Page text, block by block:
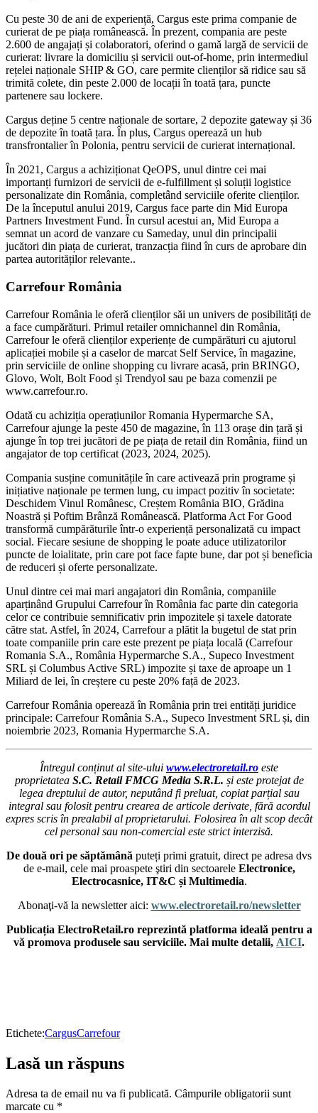
Cu peste 30 de ani de experiență, Cargus este prima companie de
curierat de pe piața românească. În prezent, compania are peste
2.600 de angajați și colaboratori, oferind o gamă largă de servicii de
curierat: livrare la domiciliu și servicii out-of-home, prin intermediul
rețelei naționale SHIP & GO, care permite clienților să ridice sau să
trimită colete, din peste 2.000 de locații în toată țara, puncte
partenere sau lockere.
Cargus deține 5 centre naționale de sortare, 2 depozite gateway și 36
de depozite în toată țara. În plus, Cargus operează un hub
transfrontalier în Polonia, pentru servicii de curierat internațional.
În 2021, Cargus a achiziționat QeOPS, unul dintre cei mai
importanți furnizori de servicii de e-fulfillment și soluții logistice
personalizate din România, completând serviciile oferite clienților.
De la începutul anului 2019, Cargus face parte din Mid Europa
Partners Investment Fund. În cursul acestui an, Mid Europa a
semnat un acord de vanzare cu Sameday, unul din principalii
jucători din piața de curierat, tranzacția fiind în curs de aprobare din
partea autorităților relevante..
Carrefour România
Carrefour România le oferă clienților săi un univers de posibilități de
a face cumpărături. Primul retailer omnichannel din România,
Carrefour le oferă clienților experiențe de cumpărături cu ajutorul
aplicației mobile și a caselor de marcat Self Service, în magazine,
prin serviciile de online shopping cu livrare acasă, prin BRINGO,
Glovo, Wolt, Bolt Food și Trendyol sau pe baza comenzii pe
www.carrefour.ro.
Odată cu achiziția operațiunilor Romania Hypermarche SA,
Carrefour ajunge la peste 450 de magazine, în 113 orașe din țară și
ajunge în top trei jucători de pe piața de retail din România, fiind un
angajator de top certificat (2023, 2024, 2025).
Compania susține comunitățile în care activează prin programe și
inițiative naționale pe termen lung, cu impact pozitiv în societate:
Deschidem Vinul Românesc, Creștem România BIO, Grădina
Noastră și Poftim Brânză Românească. Platforma Act For Good
transformă cumpărăturile într-o experiență personalizată cu impact
social. Fiecare sesiune de shopping le poate aduce utilizatorilor
puncte de loialitate, prin care pot face fapte bune, dar pot și beneficia
de reduceri și oferte personalizate.
Unul dintre cei mai mari angajatori din România, companiile
aparținând Grupului Carrefour în România fac parte din categoria
celor ce contribuie semnificativ prin impozitele și taxele datorate
către stat. Astfel, în 2024, Carrefour a plătit la bugetul de stat prin
toate companiile prin care este prezent pe piața locală (Carrefour
Romania S.A., România Hypermarche S.A., Supeco Investment
SRL și Columbus Active SRL) impozite și taxe de aproape un 1
Miliard de lei, în creștere cu peste 20% față de 2023.
Carrefour România operează în România prin trei entități juridice
principale: Carrefour România S.A., Supeco Investment SRL și, din
noiembrie 2023, Romania Hypermarche S.A.
Întregul conținut al site-ului www.electroretail.ro este
proprietatea S.C. Retail FMCG Media S.R.L. și este protejat de
legea dreptului de autor, neputând fi preluat, copiat parțial sau
integral sau folosit pentru crearea de articole derivate, fără acordul
expres scris în prealabil al proprietarului. Folosirea în alt scop decât
cel personal sau non-comercial este strict interzisă.
De două ori pe săptămână puteți primi gratuit, direct pe adresa dvs
de e-mail, cele mai proaspete ştiri din sectoarele Electronice,
Electrocasnice, IT&C și Multimedia.
Abonaţi-vă la newsletter aici: www.electroretail.ro/newsletter
Publicația ElectroRetail.ro reprezintă platforma ideală pentru a
vă promova produsele sau serviciile. Mai multe detalii, AICI.
Etichete:CargusCarrefour
Lasă un răspuns
Adresa ta de email nu va fi publicată. Câmpurile obligatorii sunt
marcate cu *